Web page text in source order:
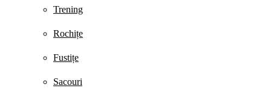
Trening
Rochițe
Fustițe
Sacouri